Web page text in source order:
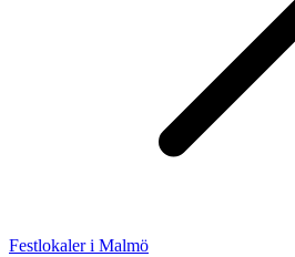
Festlokaler i Malmö